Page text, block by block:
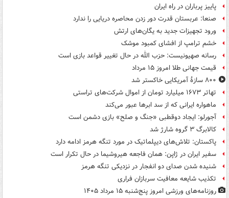
پاییز پرباران در راه ایران
صنعا: عربستان قدرت دور زدن محاصره دریایی را ندارد
ورود تجهیزات جدید به یگان‌های ارتش
خشم ترامپ از افشای کمبود موشک
رسانه صهیونیست: حزب الله در حال تغییر قواعد بازی است
قیمت جهانی طلا امروز ۱۵ مرداد
۸۰۰ سازۀ آمریکایی خاکستر شد
تهاتر ۱۶۷۳ میلیارد تومان از اموال شرکت‌های تراستی
ماهواره ایرانی که از سد ابرها عبور می‌کند
آجورلو: ایجاد دوقطبی «جنگ و صلح‌» بازی دشمن است
کالابرگ ۳ گروه شارژ شد
پاکستان: تلاش‌های دیپلماتیک در مورد تنگه هرمز ادامه دارد
سفیر ایران در ژاپن: همان فاجعه هیروشیما در حال تکرار است
شنیده شدن صدای دو انفجار در نزدیکی تنگه هرمز
تکذیب شایعه معافیت سربازان فراری
روزنامه‌های ورزشی امروز پنج‌شنبه ۱۵ مرداد ۱۴۰۵